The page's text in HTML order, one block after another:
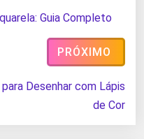
Guia Completo
PRÓXIMO
Desenhar com Lápis
de Cor